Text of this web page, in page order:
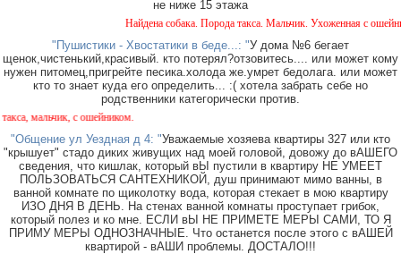
не ниже 15 этажа
Найдена собака. Порода такса. Мальчик. Ухоженная с
"Пушистики - Хвостатики в беде...: "У дома №6 бегает
щенок,чистенький,красивый. кто потерял?отзовитесь.... или может кому
нужен питомец,пригрейте песика.холода же.умрет бедолага. или может
кто то знает куда его определить... :( хотела забрать себе но
родственники категорически против.
мальчик, с ошейником.
"Общение ул Уездная д 4: "Уважаемые хозяева квартиры 327 или кто
"крышует" стадо диких живущих над моей головой, довожу до вАШЕГО
сведения, что кишлак, который вЫ пустили в квартиру НЕ УМЕЕТ
ПОЛЬЗОВАТЬСЯ САНТЕХНИКОЙ, душ принимают мимо ванны, в
ванной комнате по щиколотку вода, которая стекает в мою квартиру
ИЗО ДНЯ В ДЕНЬ. На стенах ванной комнаты проступает грибок,
который полез и ко мне. ЕСЛИ вЫ НЕ ПРИМЕТЕ МЕРЫ САМИ, ТО Я
ПРИМУ МЕРЫ ОДНОЗНАЧНЫЕ. Что останется после этого с вАШЕЙ
квартирой - вАШИ проблемы. ДОСТАЛО!!!